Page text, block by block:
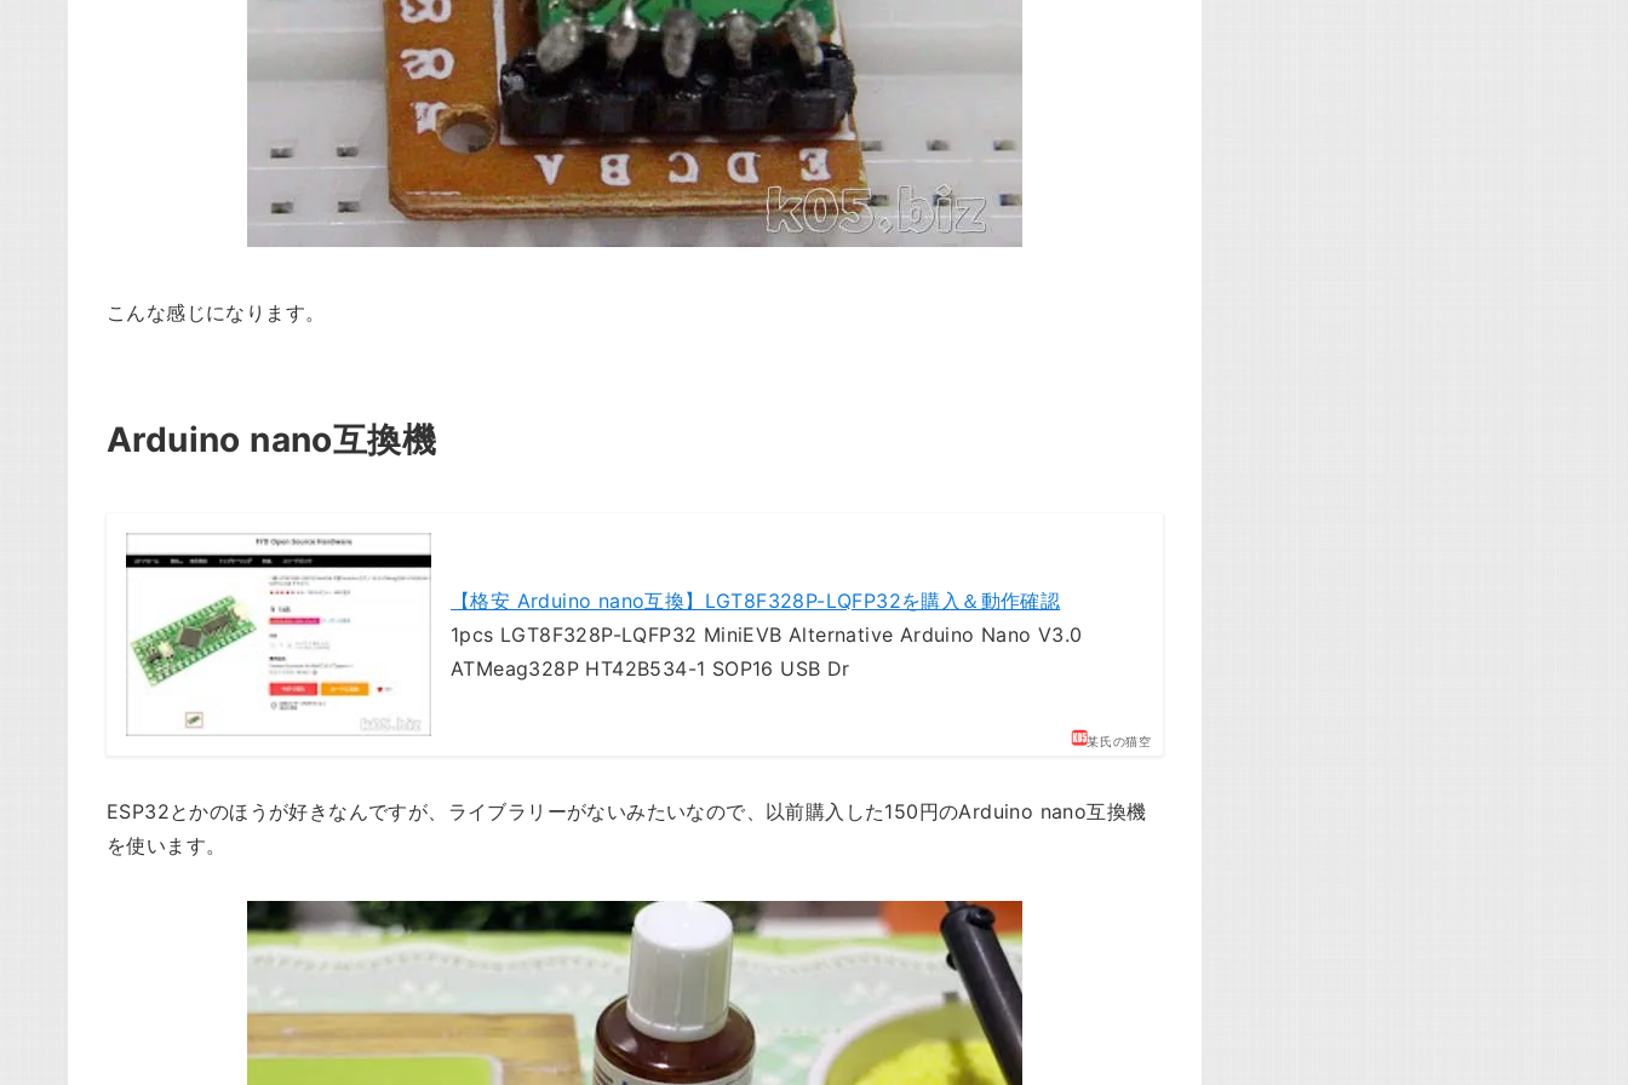
こんな感じになります。
Arduino nano互換機
某氏の猫空
【格安 Arduino nano互換】LGT8F328P-LQFP32を購入＆動作確認
1pcs LGT8F328P-LQFP32 MiniEVB Alternative Arduino Nano V3.0
ATMeag328P HT42B534-1 SOP16 USB Dr
ESP32とかのほうが好きなんですが、ライブラリーがないみたいなので、以前購入した150円のArduino nano互換機
を使います。